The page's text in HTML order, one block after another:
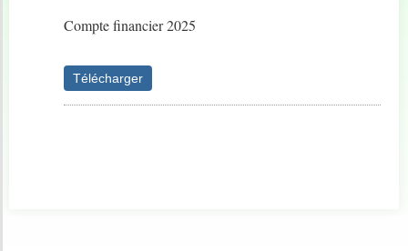
Compte financier 2025
Télécharger